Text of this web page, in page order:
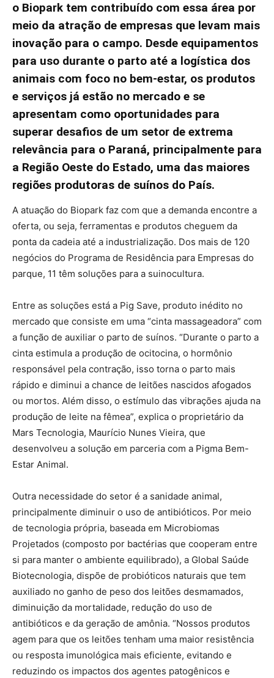
o Biopark tem contribuído com essa área por
meio da atração de empresas que levam mais
inovação para o campo. Desde equipamentos
para uso durante o parto até a logística dos
animais com foco no bem-estar, os produtos
e serviços já estão no mercado e se
apresentam como oportunidades para
superar desafios de um setor de extrema
relevância para o Paraná, principalmente para
a Região Oeste do Estado, uma das maiores
regiões produtoras de suínos do País.
A atuação do Biopark faz com que a demanda encontre a
oferta, ou seja, ferramentas e produtos cheguem da
ponta da cadeia até a industrialização. Dos mais de 120
negócios do Programa de Residência para Empresas do
parque, 11 têm soluções para a suinocultura.
Entre as soluções está a Pig Save, produto inédito no
mercado que consiste em uma “cinta massageadora” com
a função de auxiliar o parto de suínos. “Durante o parto a
cinta estimula a produção de ocitocina, o hormônio
responsável pela contração, isso torna o parto mais
rápido e diminui a chance de leitões nascidos afogados
ou mortos. Além disso, o estímulo das vibrações ajuda na
produção de leite na fêmea”, explica o proprietário da
Mars Tecnologia, Maurício Nunes Vieira, que
desenvolveu a solução em parceria com a Pigma Bem-
Estar Animal.
Outra necessidade do setor é a sanidade animal,
principalmente diminuir o uso de antibióticos. Por meio
de tecnologia própria, baseada em Microbiomas
Projetados (composto por bactérias que cooperam entre
si para manter o ambiente equilibrado), a Global Saúde
Biotecnologia, dispõe de probióticos naturais que tem
auxiliado no ganho de peso dos leitões desmamados,
diminuição da mortalidade, redução do uso de
antibióticos e da geração de amônia. “Nossos produtos
agem para que os leitões tenham uma maior resistência
ou resposta imunológica mais eficiente, evitando e
reduzindo os impactos dos agentes patogênicos e